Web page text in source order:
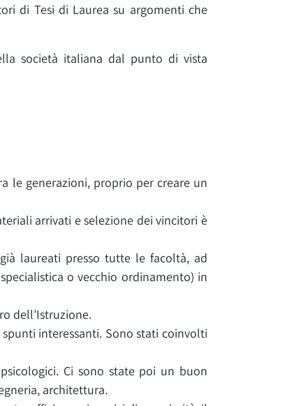
di Tesi di Laurea su argomenti che
società italiana dal punto di vista
le generazioni, proprio per creare un
arrivati e selezione dei vincitori è
laureati presso tutte le facoltà, ad
o vecchio ordinamento) in
dell’Istruzione.
interessanti. Sono stati coinvolti
Ci sono state poi un buon
architettura.